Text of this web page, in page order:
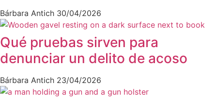
Bárbara Antich 30/04/2026
Qué pruebas sirven para
denunciar un delito de acoso
Bárbara Antich 23/04/2026